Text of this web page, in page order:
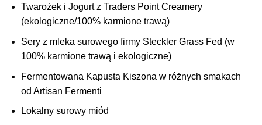
Twarożek i Jogurt z Traders Point Creamery
(ekologiczne/100% karmione trawą)
Sery z mleka surowego firmy Steckler Grass Fed (w
100% karmione trawą i ekologiczne)
Fermentowana Kapusta Kiszona w różnych smakach
od Artisan Fermenti
Lokalny surowy miód